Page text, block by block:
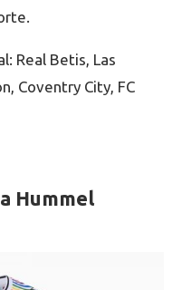
Real Betis, Las
Coventry City, FC
Hummel